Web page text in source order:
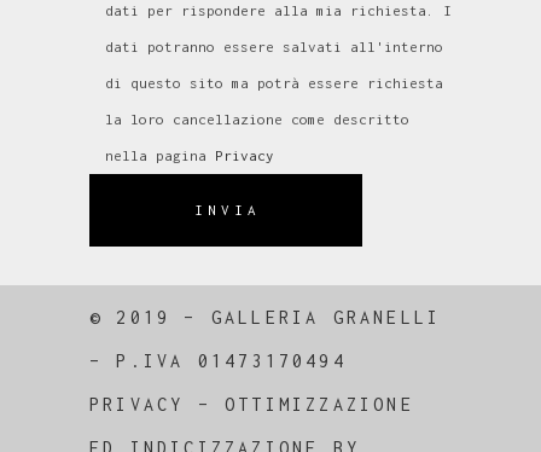
dati per rispondere alla mia richiesta. I
dati potranno essere salvati all'interno
di questo sito ma potrà essere richiesta
la loro cancellazione come descritto
nella pagina Privacy
INVIA
© 2019 – GALLERIA GRANELLI
–P.IVA 01473170494
PRIVACY –OTTIMIZZAZIONE
ED INDICIZZAZIONE BY